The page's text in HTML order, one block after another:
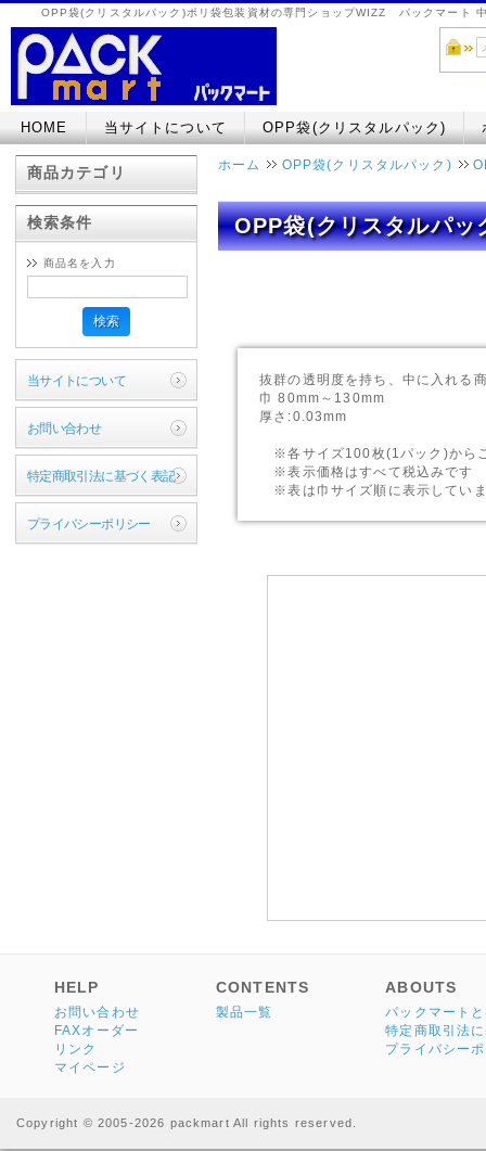
OPP袋(クリスタルパック)ポリ袋包装資材の専門ショップWIZZ パックマート
HOME 当サイトについて OPP袋(クリスタルパック)
商品カテゴリ
検索条件
商品名を入力
検索
当サイトについて
お問い合わせ
特定商取引法に基づく表記
プライバシーポリシー
ホーム OPP袋(クリスタルパック)
OPP袋(クリスタルパ
抜群の透明度を持ち、中に入れる
巾 80mm～130mm
厚さ:0.03mm
※各サイズ100枚(1パック)から
※表示価格はすべて税込みです
※表は巾サイズ順に表示してい
HELP
お問い合わせ
FAXオーダー
リンク
マイページ
CONTENTS
製品一覧
ABOUTS
パックマート
特定商取引法
プライバシー
Copyright © 2005-2026 packmart All rights reserved.